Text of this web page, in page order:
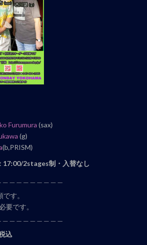
Furumura (sax)
(g)
(b,PRISM)
2stages制・入替なし
す。
要です。
込